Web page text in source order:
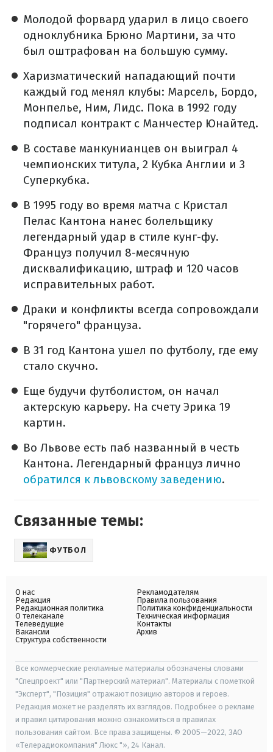
Молодой форвард ударил в лицо своего
одноклубника Брюно Мартини, за что
был оштрафован на большую сумму.
Харизматический нападающий почти
каждый год менял клубы: Марсель, Бордо,
Монпелье, Ним, Лидс. Пока в 1992 году
подписал контракт с Манчестер Юнайтед.
В составе манкунианцев он выиграл 4
чемпионских титула, 2 Кубка Англии и 3
Суперкубка.
В 1995 году во время матча с Кристал
Пелас Кантона нанес болельщику
легендарный удар в стиле кунг-фу.
Француз получил 8-месячную
дисквалификацию, штраф и 120 часов
исправительных работ.
Драки и конфликты всегда сопровождали
"горячего" француза.
В 31 год Кантона ушел по футболу, где ему
стало скучно.
Еще будучи футболистом, он начал
актерскую карьеру. На счету Эрика 19
картин.
Во Львове есть паб названный в честь
Кантона. Легендарный француз лично
обратился к львовскому заведению.
Связанные темы:
ФУТБОЛ
О нас
Редакция
Редакционная политика
О телеканале
Телеведущие
Вакансии
Структура собственности
Рекламодателям
Правила пользования
Политика конфиденциальности
Техническая информация
Контакты
Архив
Все коммерческие рекламные материалы обозначены словами
"Спецпроект" или "Партнерский материал". Материалы с пометкой
"Эксперт", "Позиция" отражают позицию авторов и героев.
Редакция может не разделять их взглядов. Подробнее о рекламе
и правил цитирования можно ознакомиться в правилах
пользования сайтом. Все права защищены. © 2005—2022, ЗАО
«Телерадиокомпания" Люкс "», 24 Канал.